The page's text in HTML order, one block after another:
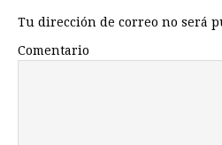
Tu dirección de correo no será
Comentario